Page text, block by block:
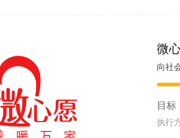
微
向社
目标
执行